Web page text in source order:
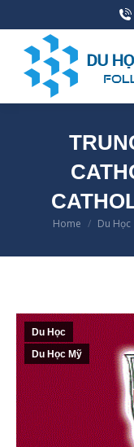
You are here:
Home Du Học
Du Học
Du Học Mỹ